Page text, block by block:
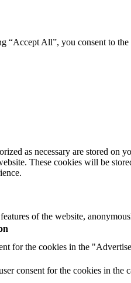
“Accept All”, you consent to
as necessary are stored on
These cookies will be
of the website,
for the cookies in the
consent for the cookies in the